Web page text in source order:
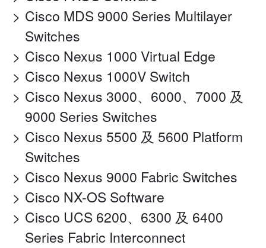
Cisco MDS 9000 Series Multilayer
Switches
Cisco Nexus 1000 Virtual Edge
Cisco Nexus 1000V Switch
Cisco Nexus 3000、6000、7000 及
9000 Series Switches
Cisco Nexus 5500 及 5600 Platform
Switches
Cisco Nexus 9000 Fabric Switches
Cisco NX-OS Software
Cisco UCS 6200、6300 及 6400
Series Fabric Interconnect